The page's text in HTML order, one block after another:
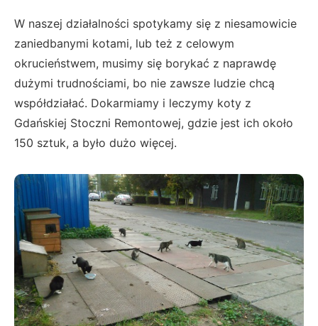
W naszej działalności spotykamy się z niesamowicie
zaniedbanymi kotami, lub też z celowym
okrucieństwem, musimy się borykać z naprawdę
dużymi trudnościami, bo nie zawsze ludzie chcą
współdziałać. Dokarmiamy i leczymy koty z
Gdańskiej Stoczni Remontowej, gdzie jest ich około
150 sztuk, a było dużo więcej.